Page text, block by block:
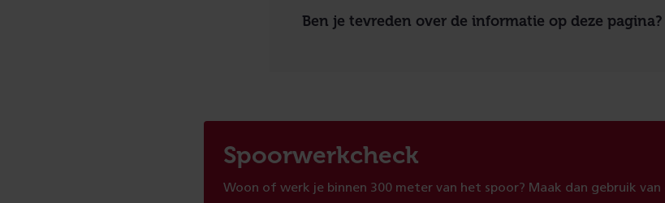
Ben je tevreden over de informatie op deze pagina?
Spoorwerkcheck
Woon of werk je binnen 300 meter van het spoor? Maak dan gebruik